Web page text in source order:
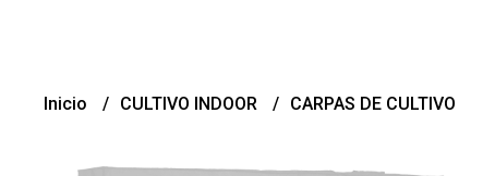
Inicio CULTIVO INDOOR CARPAS DE CULTIVO